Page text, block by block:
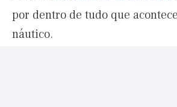
por dentro de tudo que
náutico.